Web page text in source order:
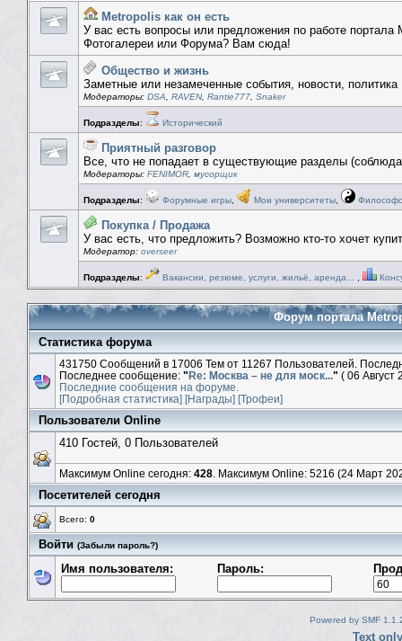
Metropolis как он есть
У вас есть вопросы или предложения по работе портала
Фотогалереи или Форума? Вам сюда!
Общество и жизнь
Заметные или незамеченные события, новости, политика
Модераторы: DSA RAVEN, Rantie777 Snaker
Подразделы: Исторический
Приятный разговор
Все, что не попадает в существующие разделы
Модераторы: FENIMOR мусорщик
Подразделы: Форумные игры Мои университеты
Покупка / Продажа
У вас есть, что предложить? Возможно кто-то хочет
Модератор: overseer
Подразделы: Вакансии, резюме, услуги, жильё, аренда...
Форум портала
Статистика форума
431750 Сообщений в 17006 Тем от 11267 Пользователей.
Последнее сообщение: "Re: Москва – не для моск... " ( 06 Август
Последние сообщения на форуме.
[Подробная статистика] [Награды] [Трофеи]
Пользователи Online
410 Гостей, 0 Пользователей
Максимум Online сегодня: 428 . Максимум Online: 5216 (24 Март
Посетителей сегодня
Всего: 0
Войти(Забыли пароль?)
Имя пользователя: Пароль:
Powered by SMF
Text